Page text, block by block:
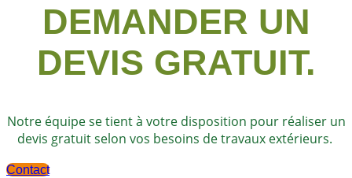
DEMANDER UN
DEVIS GRATUIT.
Notre équipe se tient à votre disposition pour réaliser un
devis gratuit selon vos besoins de travaux extérieurs.
Contact